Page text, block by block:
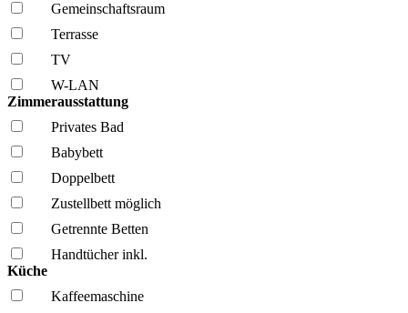
Gemeinschafts­raum
Terrasse
TV
W-LAN
Zimmerausstattung
Privates Bad
Babybett
Doppelbett
Zustellbett möglich
Getrennte Betten
Handtücher inkl.
Küche
Kaffee­maschine